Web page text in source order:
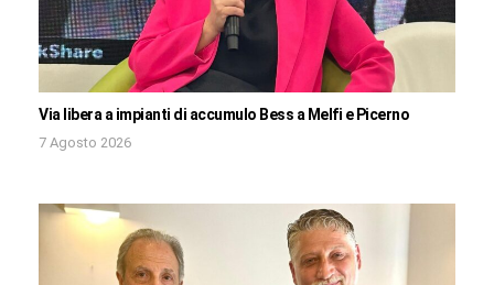
Via libera a impianti di accumulo Bess a Melfi e Picerno
7 Agosto 2026